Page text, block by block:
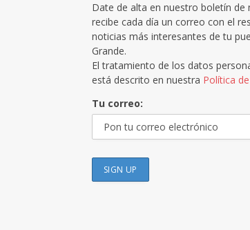
Date de alta en nuestro boletín de
recibe cada día un correo con el
noticias más interesantes de tu
Grande.
El tratamiento de los datos
está descrito en nuestra Política
Tu correo: